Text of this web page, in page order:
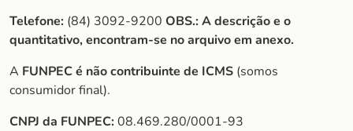
Telefone: (84) 3092-9200 OBS.: A descrição e o
quantitativo, encontram-se no arquivo em anexo.
A FUNPEC é não contribuinte de ICMS (somos
consumidor final).
CNPJ da FUNPEC:08.469.280/0001-93